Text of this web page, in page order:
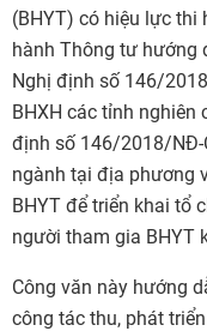
(BHYT) có hiệu lực thi
hành Thông tư hướng
Nghị định số 146/
BHXH các tỉnh
định số 146/2018/NĐ-
ngành tại địa phương
BHYT để triển khai tổ
người tham gia BHYT
Công văn này hướng
công tác thu, phát